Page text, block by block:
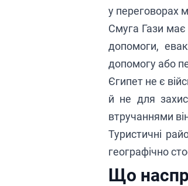
у переговорах
Смуга Гази
допомоги,
допомогу або
Єгипет не є
й не для
втручаннями
Туристичні
географічно
Що